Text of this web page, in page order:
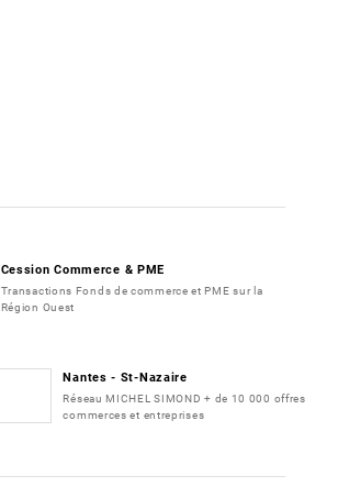
Cession Commerce & PME
Transactions Fonds de commerce et PME sur la
Région Ouest
Nantes - St-Nazaire
Réseau MICHEL SIMOND + de 10 000 offres
commerces et entreprises